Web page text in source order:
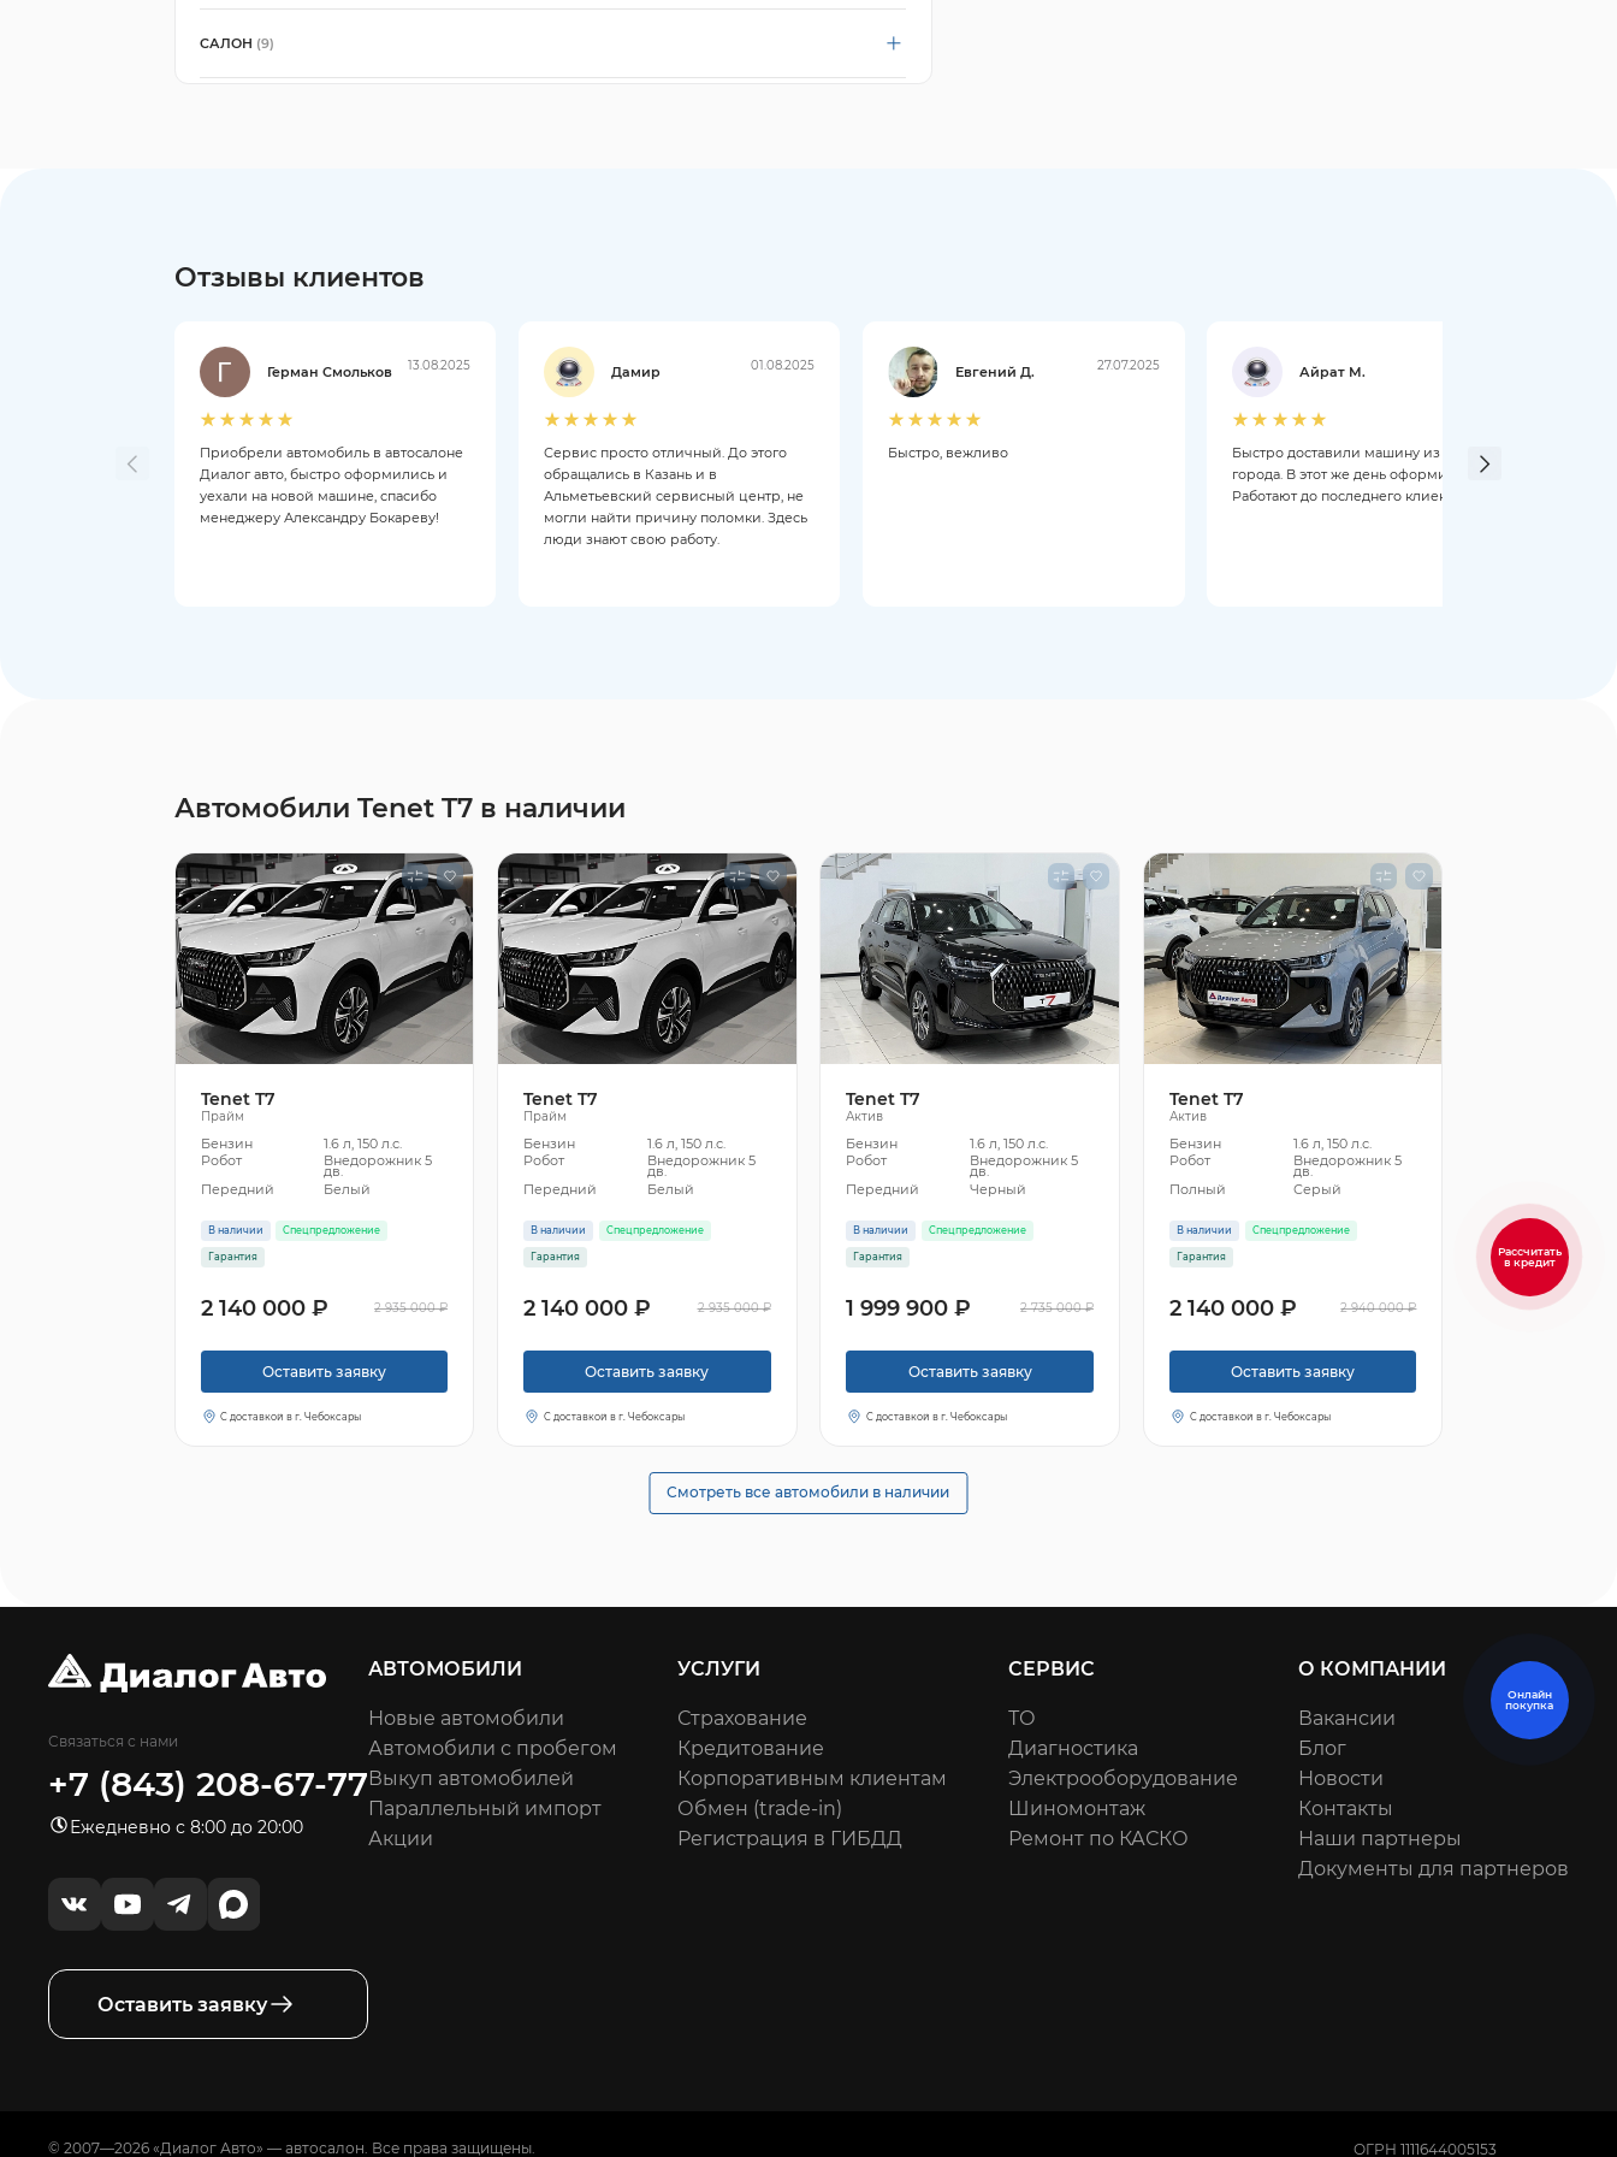
САЛОН (9)
Отзывы клиентов
Герман Смольков 13.08.2025
Приобрели автомобиль в автосалоне
Диалог авто, быстро оформились и
уехали на новой машине, спасибо
менеджеру Александру Бокареву!
Дамир 01.08.2025
Сервис просто отличный. До этого
обращались в Казань и в
Альметьевский сервисный центр, не
могли найти причину поломки. Здесь
люди знают свою работу.
Евгений Д. 27.07.2025
Быстро, вежливо
Айрат М.
Быстро доставили машину из другого
города. В этот же день оформили.
Работают до последнего клиента.
Автомобили Tenet T7 в наличии
Tenet T7
Прайм
Бензин
1.6 л, 150 л.с.
Робот
Внедорожник 5
дв.
Передний
Белый
В наличии Спецпредложение
Гарантия
2 140 000 ₽ 2 935 000 ₽
Оставить заявку
С доставкой в г. Чебоксары
Tenet T7
Прайм
Бензин
1.6 л, 150 л.с.
Робот
Внедорожник 5
дв.
Передний
Белый
В наличии Спецпредложение
Гарантия
2 140 000 ₽ 2 935 000 ₽
Оставить заявку
С доставкой в г. Чебоксары
Tenet T7
Актив
Бензин
1.6 л, 150 л.с.
Робот
Внедорожник 5
дв.
Передний
Черный
В наличии Спецпредложение
Гарантия
1 999 900 ₽ 2 735 000 ₽
Оставить заявку
С доставкой в г. Чебоксары
Tenet T7
Актив
Бензин
1.6 л, 150 л.с.
Робот
Внедорожник 5
дв.
Полный
Серый
В наличии Спецпредложение
Гарантия
2 140 000 ₽ 2 940 000 ₽
Оставить заявку
С доставкой в г. Чебоксары
Смотреть все автомобили в наличии
Связаться с нами
+7 (843) 208-67-77
Ежедневно с 8:00 до 20:00
Оставить заявку
АВТОМОБИЛИ
Новые автомобили
Автомобили с пробегом
Выкуп автомобилей
Параллельный импорт
Акции
УСЛУГИ
Страхование
Кредитование
Корпоративным клиентам
Обмен (trade-in)
Регистрация в ГИБДД
СЕРВИС
ТО
Диагностика
Электрооборудование
Шиномонтаж
Ремонт по КАСКО
О КОМПАНИИ
Вакансии
Блог
Новости
Контакты
Наши партнеры
Документы для партнеров
© 2007—2026 «Диалог Авто» — автосалон. Все права защищены. ОГРН 1111644005153
Рассчитать
в кредит
Онлайн
покупка